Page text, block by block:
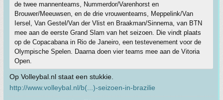
de twee mannenteams, Nummerdor/Varenhorst en
Brouwer/Meeuwsen, en de drie vrouwenteams, Meppelink/Van
Iersel, Van Gestel/Van der Vlist en Braakman/Sinnema, van BTN
mee aan de eerste Grand Slam van het seizoen. Die vindt plaats
op de Copacabana in Rio de Janeiro, een testevenement voor de
Olympische Spelen. Daarna doen vier teams mee aan de Vitoria
Open.
Op Volleybal.nl staat een stukkie.
http://www.volleybal.nl/b(...)-seizoen-in-brazilie